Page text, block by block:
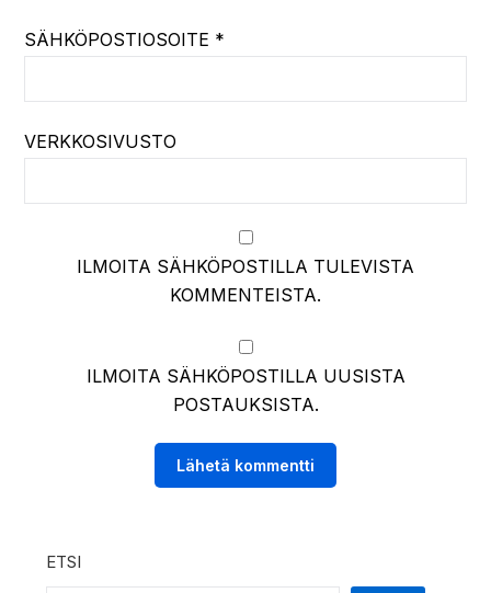
SÄHKÖPOSTIOSOITE *
VERKKOSIVUSTO
ILMOITA SÄHKÖPOSTILLA TULEVISTA
KOMMENTEISTA.
ILMOITA SÄHKÖPOSTILLA UUSISTA
POSTAUKSISTA.
ETSI